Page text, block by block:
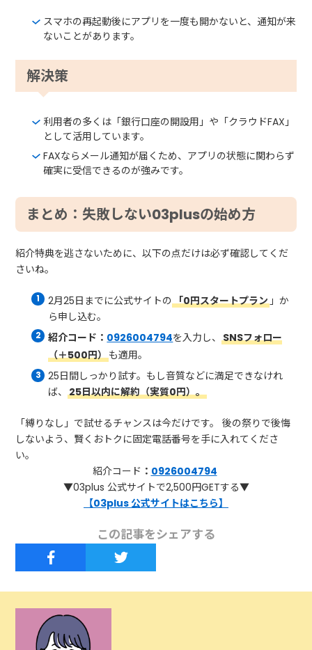
スマホの再起動後にアプリを一度も開かないと、通知が来
ないことがあります。
解決策
利用者の多くは「銀行口座の開設用」や「クラウドFAX」
として活用しています。
FAXならメール通知が届くため、アプリの状態に関わらず
確実に受信できるのが強みです。
まとめ：失敗しない03plusの始め方
紹介特典を逃さないために、以下の点だけは必ず確認してくだ
さいね。
2月25日までに公式サイトの「0円スタートプラン 」か
ら申し込む。
紹介コード： 0926004794を入力し、SNSフォロー
（＋500円）も適用。
25日間しっかり試す。もし音質などに満足できなけれ
ば、25日以内に解約（実質0円）。
「縛りなし」で試せるチャンスは今だけです。 後の祭りで後悔
しないよう、賢くおトクに固定電話番号を手に入れてくださ
い。
紹介コード ： 0926004794
▼03plus 公式サイトで2,500円GETする▼
【03plus 公式サイトはこちら】
この記事をシェアする